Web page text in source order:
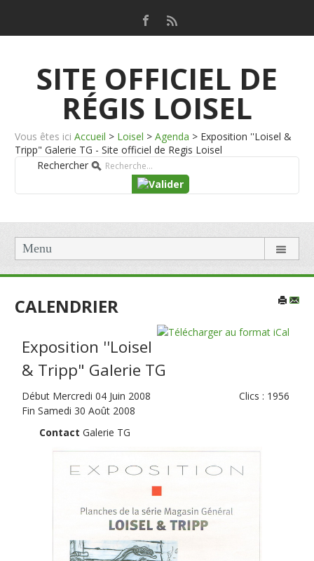
SITE OFFICIEL DE
RÉGIS LOISEL
Vous êtes ici Accueil > Loisel > Agenda > Exposition ''Loisel &
Tripp" Galerie TG - Site officiel de Regis Loisel
Rechercher
Menu
CALENDRIER
Exposition ''Loisel
& Tripp" Galerie TG
Début Mercredi 04 Juin 2008
Fin Samedi 30 Août 2008
Clics : 1956
ContactGalerie TG